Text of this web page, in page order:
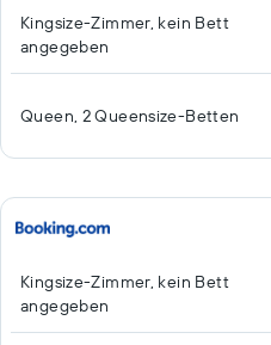
Kingsize-Zimmer, kein Bett
angegeben
Queen, 2 Queensize-Betten
Kingsize-Zimmer, kein Bett
angegeben